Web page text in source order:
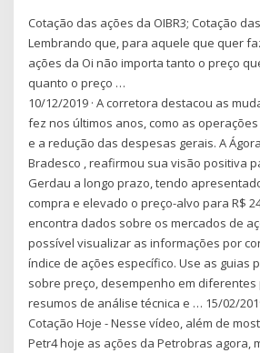
Cotação das ações da OIBR3; Cotação
Lembrando que, para aquele que quer
ações da Oi não importa tanto o preço
quanto o preço …
10/12/2019 · A corretora destacou as
fez nos últimos anos, como as
e a redução das despesas gerais. A
Bradesco , reafirmou sua visão positiva
Gerdau a longo prazo, tendo
compra e elevado o preço-alvo para R$
encontra dados sobre os mercados de
possível visualizar as informações por
índice de ações específico. Use as guias
sobre preço, desempenho em
resumos de análise técnica e … 15/02/
Cotação Hoje - Nesse vídeo, além de
Petr4 hoje as ações da Petrobras agora,